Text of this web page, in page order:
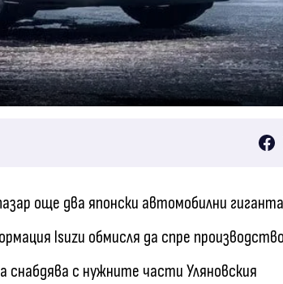
още два японски автомобилни
Isuzu обмисля да спре
с нужните части Уляновския